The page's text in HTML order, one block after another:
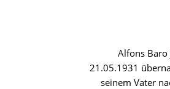
Alfons Baro
21.05.1931
seinem Vater